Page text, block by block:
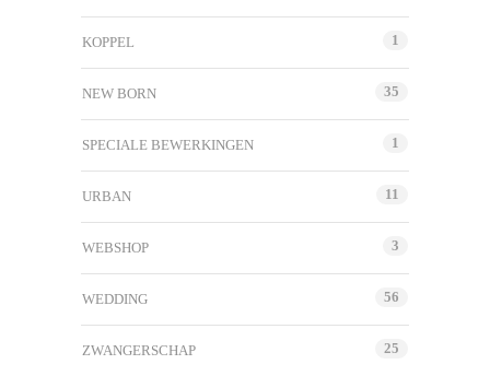
KOPPEL 1
NEW BORN 35
SPECIALE BEWERKINGEN 1
URBAN 11
WEBSHOP 3
WEDDING 56
ZWANGERSCHAP 25